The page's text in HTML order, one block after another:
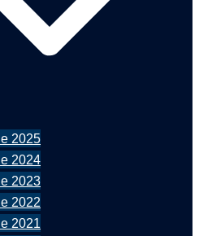
2025
2024
2023
2022
2021